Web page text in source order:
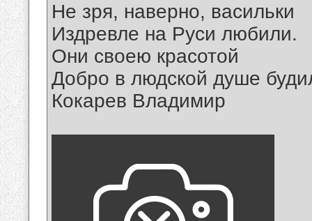
Не зря, наверно, васильки
Издревле на Руси любили.
Они своею красотой
Добро в людской душе
Кокарев Владимир